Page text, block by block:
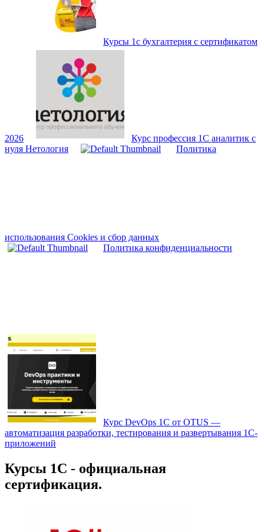
Курсы 1с бухгалтерия с сертификатом
2026
Курс профессия 1С аналитик с
нуля Нетология
Политика
использования Cookies и сбор данных
Политика конфиденциальности
Курс DevOps 1С от OTUS —
автоматизация разработки, тестирования и развертывания 1С-
приложений
Курсы 1С - официальная
сертификация.